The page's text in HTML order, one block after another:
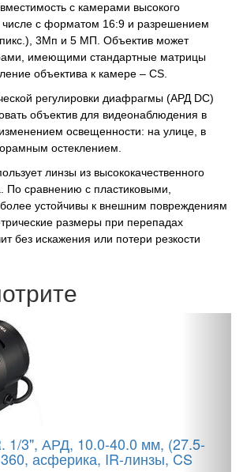
с камерами высокого
с форматом 16:9 и разрешением
3Мп и 5 МП. Объектив может
имеющими стандартные матрицы
объектива к камере – CS.
регулировки диафрагмы (АРД DC)
объектив для видеонаблюдения в
освещенности: на улице, в
остеклением.
линзы из высококачественного
По сравнению с пластиковыми,
устойчивы к внешним повреждениям
размеры при перепадах
без искажения или потери резкости
1/3", АРД, 10.0-40.0 мм, (27.5-
асферика, IR-линзы, CS